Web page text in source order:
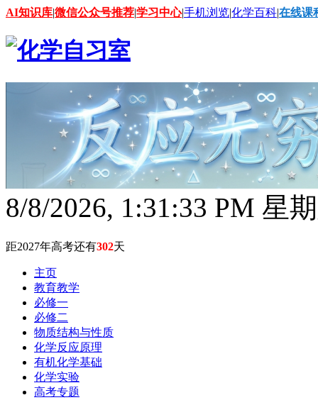
AI知识库|微信公众号推荐|学习中心|手机浏览|化学百科|在线课
8/8/2026, 1:31:34 PM 星
距2027年高考还有302天
主页
教育教学
必修一
必修二
物质结构与性质
化学反应原理
有机化学基础
化学实验
高考专题